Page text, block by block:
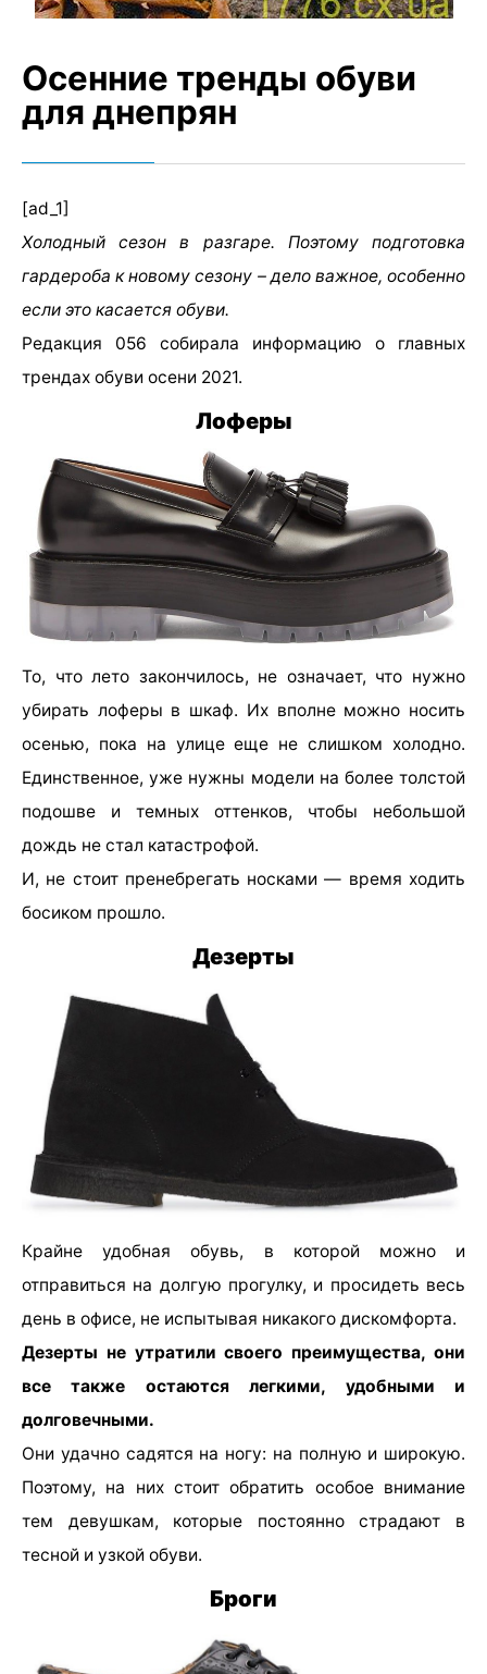
Осенние тренды обуви
для днепрян
[ad_1]
Холодный сезон в разгаре. Поэтому подготовка
гардероба к новому сезону – дело важное, особенно
если это касается обуви.
Редакция 056 собирала информацию о главных
трендах обуви осени 2021.
Лоферы
То, что лето закончилось, не означает, что нужно
убирать лоферы в шкаф. Их вполне можно носить
осенью, пока на улице еще не слишком холодно.
Единственное, уже нужны модели на более толстой
подошве и темных оттенков, чтобы небольшой
дождь не стал катастрофой.
И, не стоит пренебрегать носками — время ходить
босиком прошло.
Дезерты
Крайне удобная обувь, в которой можно и
отправиться на долгую прогулку, и просидеть весь
день в офисе, не испытывая никакого дискомфорта.
Дезерты не утратили своего преимущества, они
все также остаются легкими, удобными и
долговечными.
Они удачно садятся на ногу: на полную и широкую.
Поэтому, на них стоит обратить особое внимание
тем девушкам, которые постоянно страдают в
тесной и узкой обуви.
Броги